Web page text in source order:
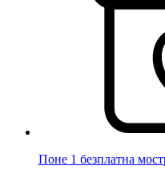
Поне 1 безплатна